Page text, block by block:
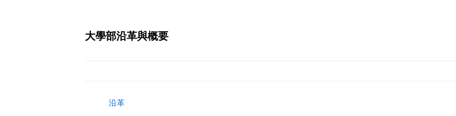
大學部沿革與概要
沿革